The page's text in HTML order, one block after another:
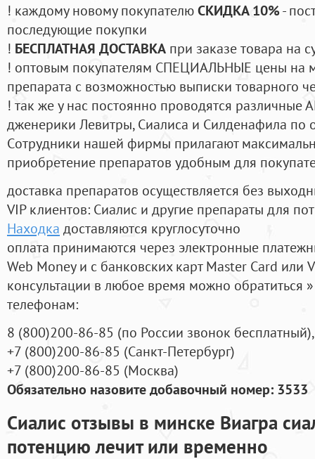
! каждому новому покупателюСКИДКА 10%-
последующие покупки
! БЕСПЛАТНАЯ ДОСТАВКА при заказе товара на
! оптовым покупателям СПЕЦИАЛЬНЫЕ цены на
препарата с возможностью выписки товарного
! так же у нас постоянно проводятся
дженерики Левитры, Сиалиса и Силденафила по
Cотрудники нашей фирмы прилагают
приобретение препаратов удобным для
доставка препаратов осуществляется без
VIP клиентов: Сиалис и другие препараты для
Находка доставляются круглосуточно
оплата принимаются через электронные
Web Money и с банковских карт Master Card или
консультации в любое время можно обратиться
телефонам:
8 (800)200-86-85 (по России звонок бесплатный),
+7 (800)200-86-85 (Санкт-Петербург)
+7 (800)200-86-85 (Москва)
Обязательно назовите добавочный номер: 3533
Сиалис отзывы в минске Виагра
потенцию лечит или временно